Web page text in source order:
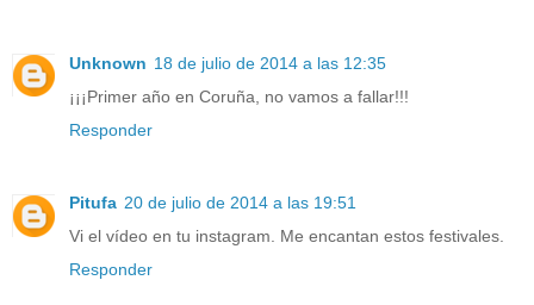
Unknown 18 de julio de 2014 a las 12:35
¡¡¡Primer año en Coruña, no vamos a fallar!!!
Responder
Pitufa 20 de julio de 2014 a las 19:51
Vi el vídeo en tu instagram. Me encantan estos festivales.
Responder